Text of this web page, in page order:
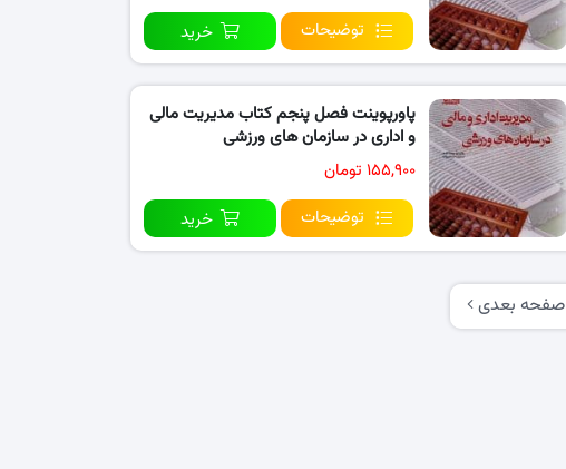
توضیحات
خرید
پاورپوینت فصل پنجم کتاب مدیریت مالی
و اداری در سازمان های ورزشی
۱۵۵,۹۰۰ تومان
توضیحات
خرید
صفحه بعدی